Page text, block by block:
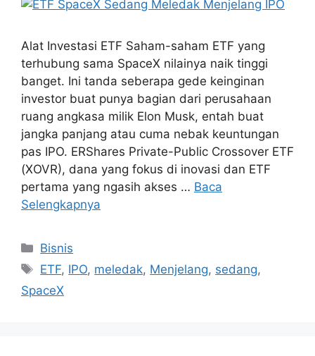
Alat Investasi ETF Saham-saham ETF yang
terhubung sama SpaceX nilainya naik tinggi
banget. Ini tanda seberapa gede keinginan
investor buat punya bagian dari perusahaan
ruang angkasa milik Elon Musk, entah buat
jangka panjang atau cuma nebak keuntungan
pas IPO. ERShares Private-Public Crossover ETF
(XOVR), dana yang fokus di inovasi dan ETF
pertama yang ngasih akses … Baca
Selengkapnya
Kategori
Bisnis
Tag
ETF, IPO, meledak, Menjelang, sedang,
SpaceX